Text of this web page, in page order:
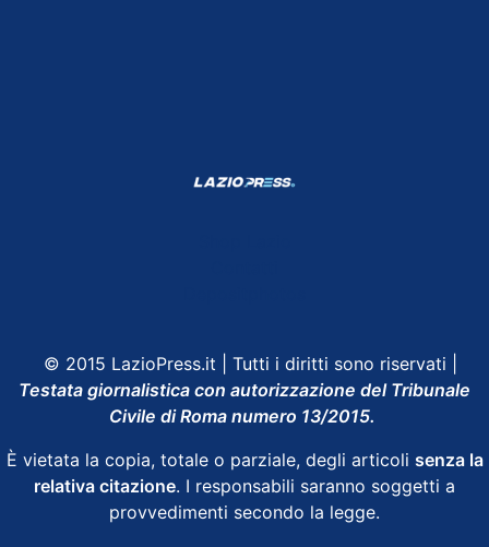
© 2015 LazioPress.it | Tutti i diritti sono riservati |
Testata giornalistica con autorizzazione del Tribunale
Civile di Roma numero 13/2015.
È vietata la copia, totale o parziale, degli articoli senza la
relativa citazione. I responsabili saranno soggetti a
provvedimenti secondo la legge.